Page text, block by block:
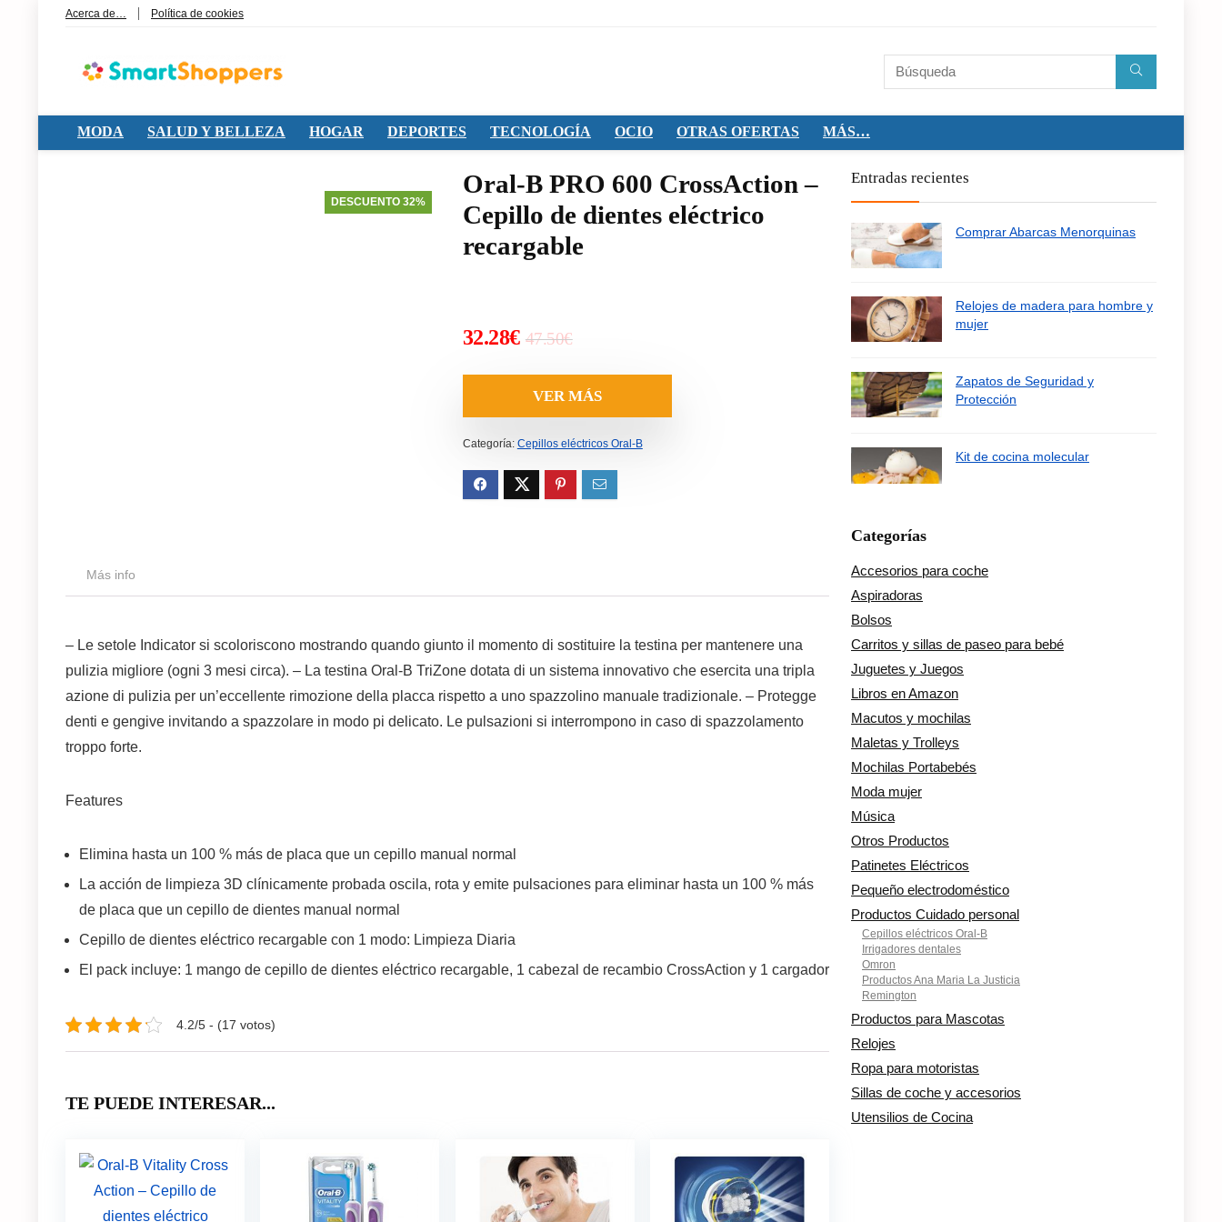
Acerca de… Política de cookies
MODA SALUD Y BELLEZA HOGAR DEPORTES TECNOLOGÍA OCIO OTRAS OFERTAS MÁS…
DESCUENTO 32%
Oral-B PRO 600 CrossAction –
Cepillo de dientes eléctrico
recargable
47.50€El
original
era:
47.50€.
32.28€
El
actual
es:
32.28€.
VER MÁS
Categoría: Cepillos eléctricos Oral-B
Más info
– Le setole Indicator si scoloriscono mostrando quando giunto il momento di sostituire la testina per mantenere una
pulizia migliore (ogni 3 mesi circa). – La testina Oral-B TriZone dotata di un sistema innovativo che esercita una tripla
azione di pulizia per un’eccellente rimozione della placca rispetto a uno spazzolino manuale tradizionale. – Protegge
denti e gengive invitando a spazzolare in modo pi delicato. Le pulsazioni si interrompono in caso di spazzolamento
troppo forte.
Features
Elimina hasta un 100 % más de placa que un cepillo manual normal
La acción de limpieza 3D clínicamente probada oscila, rota y emite pulsaciones para eliminar hasta un 100 % más
de placa que un cepillo de dientes manual normal
Cepillo de dientes eléctrico recargable con 1 modo: Limpieza Diaria
El pack incluye: 1 mango de cepillo de dientes eléctrico recargable, 1 cabezal de recambio CrossAction y 1 cargador
4.2/5 - (17 votos)
TE PUEDE INTERESAR...
Entradas recientes
Comprar Abarcas Menorquinas
Relojes de madera para hombre y
mujer
Zapatos de Seguridad y
Protección
Kit de cocina molecular
Categorías
Accesorios para coche
Aspiradoras
Bolsos
Carritos y sillas de paseo para bebé
Juguetes y Juegos
Libros en Amazon
Macutos y mochilas
Maletas y Trolleys
Mochilas Portabebés
Moda mujer
Música
Otros Productos
Patinetes Eléctricos
Pequeño electrodoméstico
Productos Cuidado personal
Cepillos eléctricos Oral-B
Irrigadores dentales
Omron
Productos Ana Maria La Justicia
Remington
Productos para Mascotas
Relojes
Ropa para motoristas
Sillas de coche y accesorios
Utensilios de Cocina